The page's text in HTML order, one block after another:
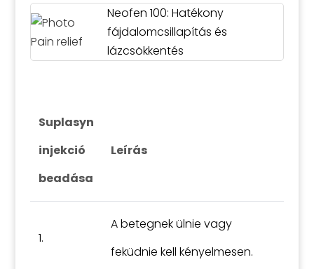
Neofen 100: Hatékony
fájdalomcsillapítás és
lázcsökkentés
Suplasyn
injekció
beadása
Leírás
1.
A betegnek ülnie vagy
feküdnie kell kényelmesen.